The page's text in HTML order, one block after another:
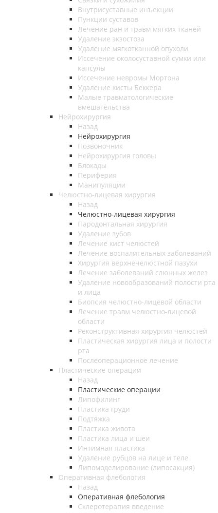
Внутрисуставные инъекции
Пункции суставов
Лечение ран и травм мягких тканей
Удаление экзостоза
Удаление мягкотканной опухоли
Иссечение околосуставной сумки или
капсулы
Иссечение невромы Мортона
Удаление кисты Беккера
Малые травматологические
вмешательства
Нейрохирургия
Назад
Нейрохирургия
Позвоночник
Нейрохирургия головы
Блокады
Периферия
Манипуляции
Челюстно-лицевая хирургия
Назад
Челюстно-лицевая хирургия
Пародонтальная хирургия
Удаление зубов
Лечение кист челюстей
Лечение воспалительных заболеваний
Хирургия верхнечелюстной пазухи
Лечение заболеваний слюнных желез
Удаление новообразований полости рта
и лица
Биопсия челюстно-лицевой области
Лечение травм челюстно-лицевой
области
Реконструктивная хирургия челюстей
Пластическая хирургия лица и полости
рта
Послеоперационное лечение
Пластические операции
Назад
Пластические операции
Липофилинг
Пластика груди
Подтяжка
Пластика живота
Пластика лица и шеи
Интимная пластика
Удаление рубцов на лице и теле
Липомоделирование (липосакция)
Оперативная флебология
Назад
Оперативная флебология
Склеротерапия введение